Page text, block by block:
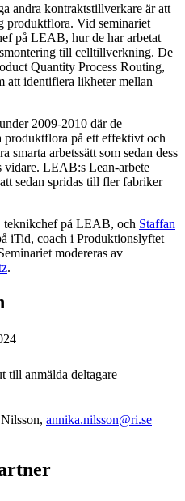
andra kontraktstillverkare är att
produktflora. Vid seminariet
på LEAB, hur de har arbetat
till celltillverkning. De
Quantity Process Routing,
att identifiera likheter mellan
2009-2010 där de
produktflora på ett effektivt och
smarta arbetssätt som sedan dess
vidare. LEAB:s Lean-arbete
sedan spridas till fler fabriker
teknikchef på LEAB, och Staffan
iTid, coach i Produktionslyftet
modereras av
.
till anmälda deltagare
annika.nilsson@ri.se